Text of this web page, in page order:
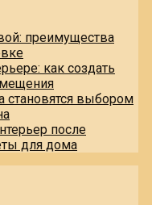
преимущества
как создать
становятся выбором
после
для дома